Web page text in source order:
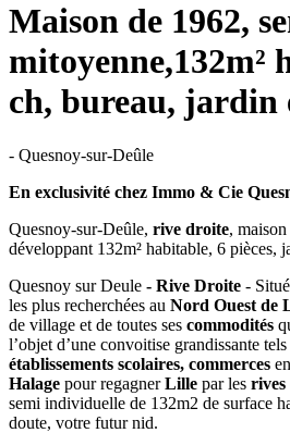
Maison de 1962,
mitoyenne,132m²
ch, bureau, jardin
- Quesnoy-sur-Deûle
En exclusivité chez Immo & Cie
Quesnoy-sur-Deûle, rive droite, maison
développant 132m² habitable, 6 pièces,
Quesnoy sur Deule - Rive Droite -
les plus recherchées au Nord Ouest de
de village et de toutes ses commodités
l’objet d’une convoitise grandissante
établissements scolaires, commerces
Halage pour regagnerLille par les rives
semi individuelle de 132m2 de surface
doute, votre futur nid.